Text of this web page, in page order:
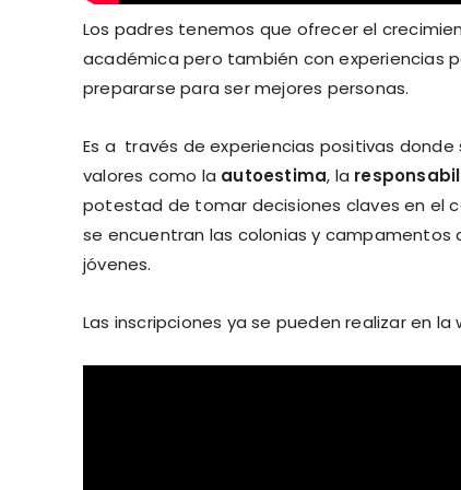
Los padres tenemos que ofrecer el
académica pero también con experiencias
prepararse para ser mejores personas.
Es a través de experiencias positivas
valores como la autoestima, la
potestad de tomar decisiones claves en el
se encuentran las colonias y campamentos
jóvenes.
Las inscripciones ya se pueden realizar en la